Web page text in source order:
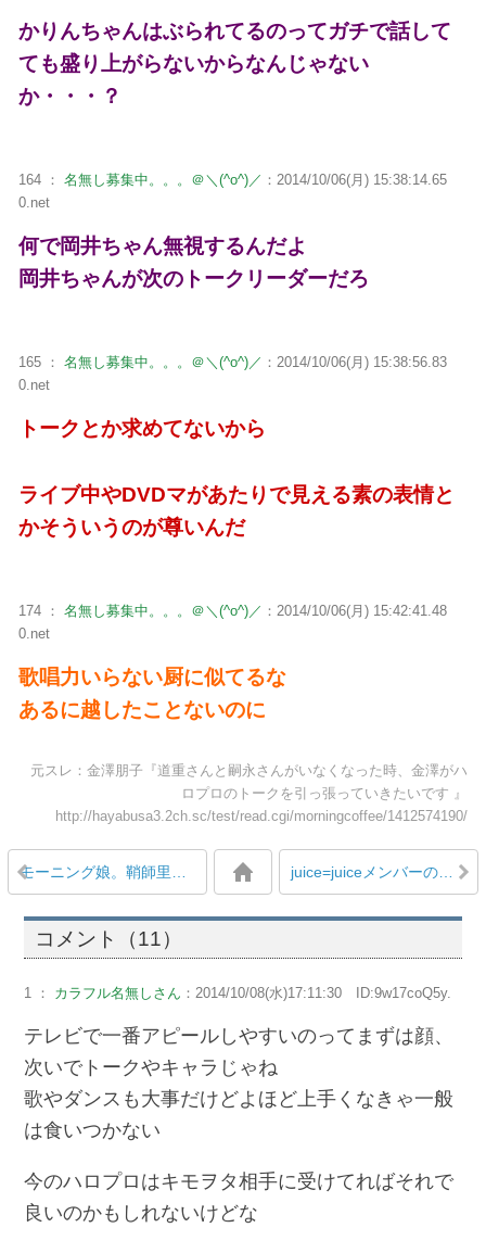
かりんちゃんはぶられてるのってガチで話して
ても盛り上がらないからなんじゃない
か・・・？
164 ： 名無し募集中。。。＠＼(^o^)／ ：2014/10/06(月) 15:38:14.65
0.net
何で岡井ちゃん無視するんだよ
岡井ちゃんが次のトークリーダーだろ
165 ： 名無し募集中。。。＠＼(^o^)／ ：2014/10/06(月) 15:38:56.83
0.net
トークとか求めてないから
ライブ中やDVDマがあたりで見える素の表情と
かそういうのが尊いんだ
174 ： 名無し募集中。。。＠＼(^o^)／ ：2014/10/06(月) 15:42:41.48
0.net
歌唱力いらない厨に似てるな
あるに越したことないのに
元スレ：金澤朋子『道重さんと嗣永さんがいなくなった時、金澤がハ
ロプロのトークを引っ張っていきたいです 』
http://hayabusa3.2ch.sc/test/read.cgi/morningcoffee/1412574190/
モーニング娘。鞘師里保が影響を受けた先輩は高橋と後藤「同じ私生活を送りたいぐらい、そこまで真似したいぐらい憧れている」 juice=juiceメンバーの握手対応が話題
コメント（11）
1 ： カラフル名無しさん ：2014/10/08(水)17:11:30 ID:9w17coQ5y.
テレビで一番アピールしやすいのってまずは顔、
次いでトークやキャラじゃね
歌やダンスも大事だけどよほど上手くなきゃ一般
は食いつかない
今のハロプロはキモヲタ相手に受けてればそれで
良いのかもしれないけどな